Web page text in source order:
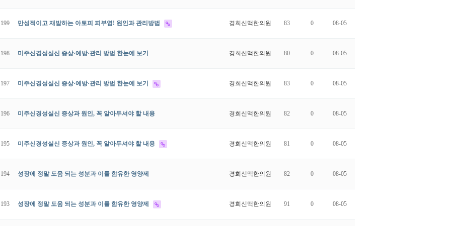
199 만성적이고 재발하는 아토피 피부염! 원인과 관리방법 경희신맥한의원 83 0 08-05
198 미주신경성실신 증상·예방·관리 방법 한눈에 보기 경희신맥한의원 80 0 08-05
197 미주신경성실신 증상·예방·관리 방법 한눈에 보기 경희신맥한의원 83 0 08-05
196 미주신경성실신 증상과 원인, 꼭 알아두셔야 할 내용 경희신맥한의원 82 0 08-05
195 미주신경성실신 증상과 원인, 꼭 알아두셔야 할 내용 경희신맥한의원 81 0 08-05
194 성장에 정말 도움 되는 성분과 이를 함유한 영양제 경희신맥한의원 82 0 08-05
193 성장에 정말 도움 되는 성분과 이를 함유한 영양제 경희신맥한의원 91 0 08-05